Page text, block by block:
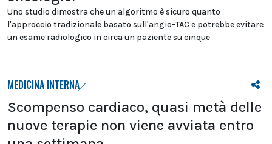
Uno studio dimostra che un algoritmo è sicuro quanto
l'approccio tradizionale basato sull'angio-TAC e potrebbe evitare
un esame radiologico in circa un paziente su cinque
MEDICINA INTERNA
Scompenso cardiaco, quasi metà delle
nuove terapie non viene avviata entro